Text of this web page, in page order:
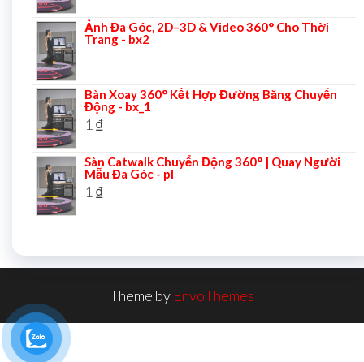
Ảnh Đa Góc, 2D–3D & Video 360° Cho Thời
Trang - bx2
Bàn Xoay 360° Kết Hợp Đường Băng Chuyển
Động - bx_1
1 ₫
Sàn Catwalk Chuyển Động 360° | Quay Người
Mẫu Đa Góc - pl
1 ₫
Theme by EnvoThemes